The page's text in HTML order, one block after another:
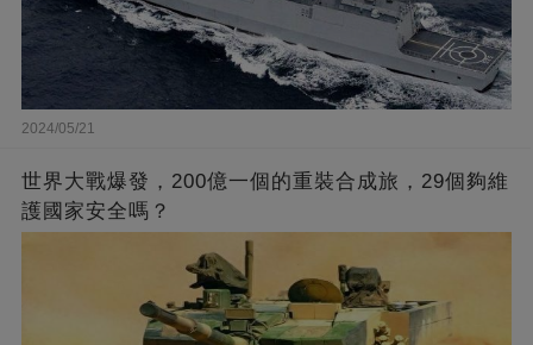
2024/05/21
世界大戰爆發，200億一個的重裝合成旅，29個夠維
護國家安全嗎？